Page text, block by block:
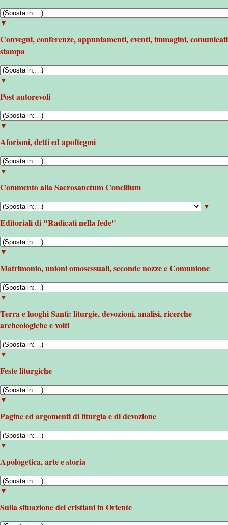
▼
Convegni, conferenze, appuntamenti, eventi, immagini, comunicati
stampa
▼
Post autorevoli
▼
Aforismi, detti ed apoftegmi
▼
Commento alla Sacrosanctum Concilium
▼
Editoriali di "Radicati nella fede"
▼
Matrimonio, unioni omosessuali, seconde nozze e Comunione
▼
Terra e luoghi Santi: liturgie, devozioni, analisi, ricerche
archeologiche e volti
▼
Feste liturgiche
▼
Pagine ed argomenti di liturgia e di devozione
▼
Apologetica, arte e storia
▼
Sulla situazione dei cristiani in Oriente